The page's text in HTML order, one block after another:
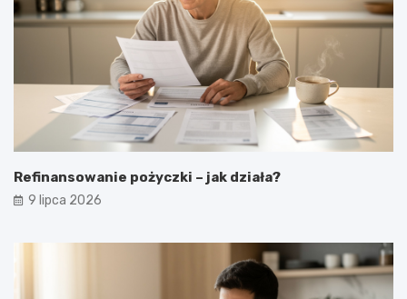
Refinansowanie pożyczki – jak działa?
9 lipca 2026